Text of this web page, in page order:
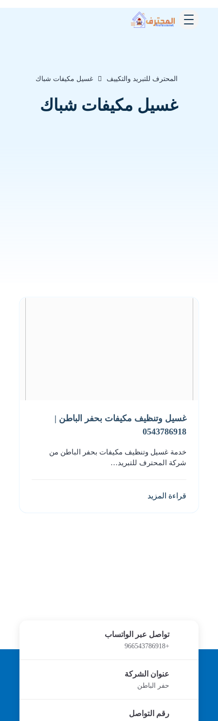
المحترف للتبريد والتكييف غسيل مكيفات شباك
غسيل مكيفات شباك
غسيل وتنظيف مكيفات بحفر الباطن |
0543786918
خدمة غسيل وتنظيف مكيفات بحفر الباطن من
شركة المحترف للتبريد…
قراءة المزيد
تواصل عبر الواتساب
+966543786918
عنوان الشركة
حفر الباطن
رقم التواصل